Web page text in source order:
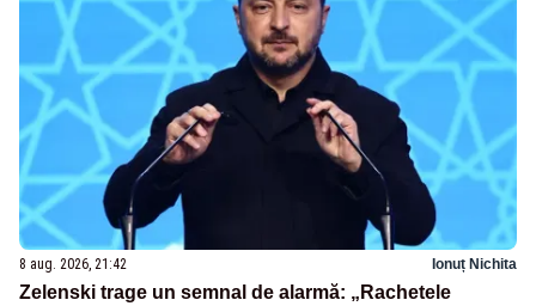
8 aug. 2026, 21:42 Ionuț Nichita
Zelenski trage un semnal de alarmă: „Rachetele